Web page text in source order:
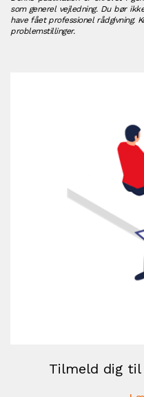
som generel vejledning. Du bør
have fået professionel rådgivning.
problemstillinger.
Tilmeld dig til